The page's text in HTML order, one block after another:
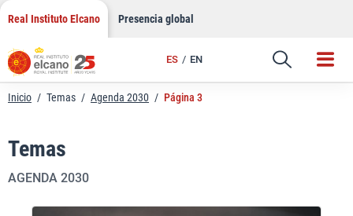
Saltar
contenido
Real Instituto Elcano Presencia global
ES EN
Inicio / Temas / Agenda 2030 / Página 3
Temas
AGENDA 2030